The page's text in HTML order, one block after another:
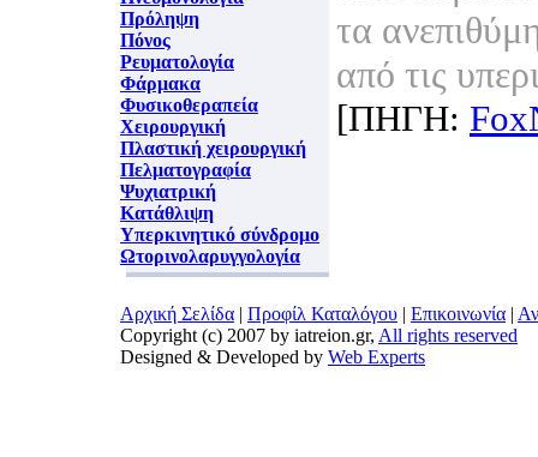
Πρόληψη
Πόνος
Ρευματολογία
Φάρμακα
Φυσικοθεραπεία
Χειρουργική
Πλαστική χειρουργική
Πελματογραφία
Ψυχιατρική
Κατάθλιψη
Υπερκινητικό σύνδρομο
Ωτορινολαρυγγολογία
τα
από τις
[ΠΗΓΗ:
Αρχική Σελίδα | Προφίλ Καταλόγου | Επικοινωνία |
Copyright (c) 2007 by iatreion.gr, All rights reserved
Designed & Developed by Web Experts